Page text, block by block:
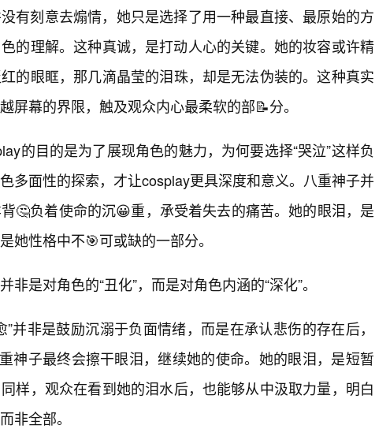
有刻意去煽情，她只是选择了用一种最直接、最原始的方
的理解。这种真诚，是打动人心的关键。她的妆容或许精
的眼眶，那几滴晶莹的泪珠，却是无法伪装的。这种真实
屏幕的界限，触及观众内心最柔软的部📝分。
的目的是为了展现角色的魅力，为何要选择“哭泣”这样负
多面性的探索，才让cosplay更具深度和意义。八重神子并
🤔负着使命的沉😀重，承受着失去的痛苦。她的眼泪，是
她性格中不🎯可或缺的一部分。
非是对角色的“丑化”，而是对角色内涵的“深化”。
并非是鼓励沉溺于负面情绪，而是在承认悲伤的存在后，
神子最终会擦干眼泪，继续她的使命。她的眼泪，是短暂
样，观众在看到她的泪水后，也能够从中汲取力量，明白
非全部。